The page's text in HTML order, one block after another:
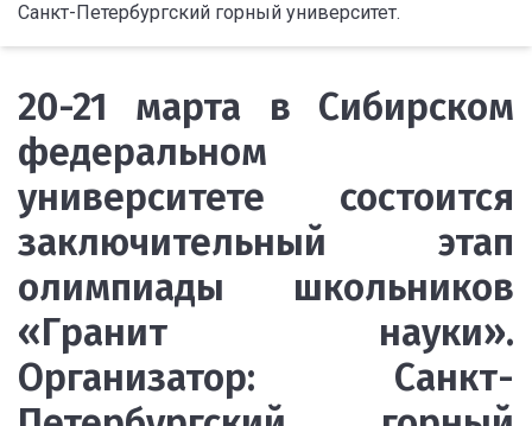
Санкт-Петербургский горный университет.
20-21 марта в Сибирском
федеральном
университете состоится
заключительный этап
олимпиады школьников
«Гранит науки».
Организатор: Санкт-